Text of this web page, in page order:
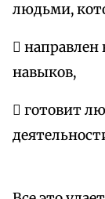
людьми,

навыков,
 готовит